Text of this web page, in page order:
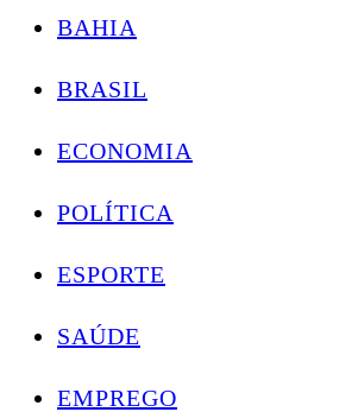
BAHIA
BRASIL
ECONOMIA
POLÍTICA
ESPORTE
SAÚDE
EMPREGO